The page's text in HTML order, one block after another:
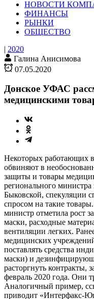
НОВОСТИ
ФИНАНСЫ
РЫНКИ
ОБЩЕСТВО
| 2020
Галина Анисимова
07.05.2020
Донское УФАС
медицинскими
Некоторых работающих
обвиняют в
защиты и товары
регионального
Быковской, спекуляции
спросом на такие
министр отметила рост
маски, расходные
вентиляции легких.
медицинских
поставлять средства
маски) и
расторгнуть контракты,
февраль 2020 года. Они
Аналогичный пример,
приводит «Интерфакс-